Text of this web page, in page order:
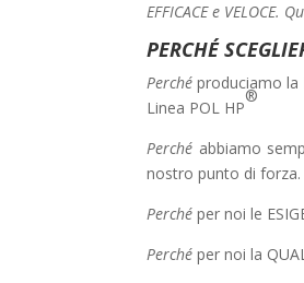
EFFICACE e VELOCE.
PERCHÉ
Perché produciamo la
Linea POL HP
®
Perché abbiamo
nostro punto di forza.
Perché per noi le
Perché per noi la